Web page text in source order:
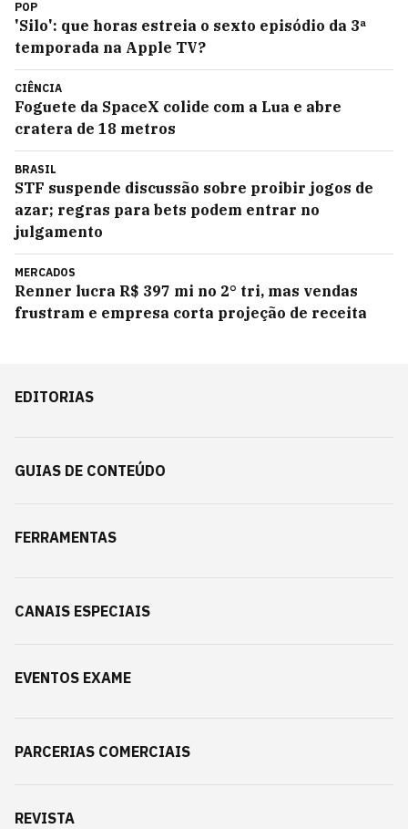
POP
'Silo': que horas estreia o sexto episódio da 3ª
temporada na Apple TV?
CIÊNCIA
Foguete da SpaceX colide com a Lua e abre
cratera de 18 metros
BRASIL
STF suspende discussão sobre proibir jogos de
azar; regras para bets podem entrar no
julgamento
MERCADOS
Renner lucra R$ 397 mi no 2° tri, mas vendas
frustram e empresa corta projeção de receita
EDITORIAS
GUIAS DE CONTEÚDO
FERRAMENTAS
CANAIS ESPECIAIS
EVENTOS EXAME
PARCERIAS COMERCIAIS
REVISTA